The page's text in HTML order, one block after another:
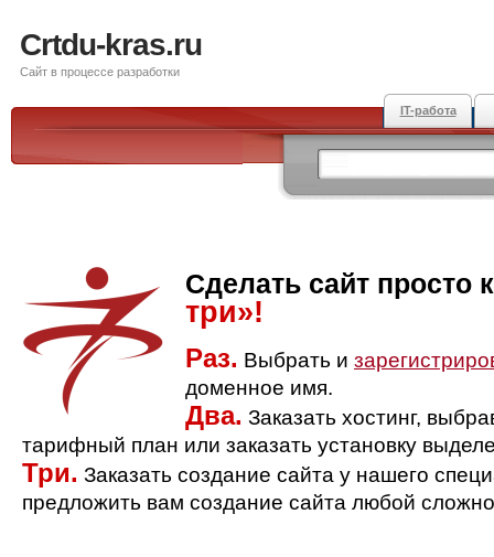
Crtdu-kras.ru
Сайт в процессе разработки
IT-работа
Сделать сайт просто
три»!
Раз. Выбрать и
доменное имя.
Два. Заказать хостинг,
тарифный план или заказать установку
Три. Заказать создание сайта у нашего
предложить вам создание сайта любой